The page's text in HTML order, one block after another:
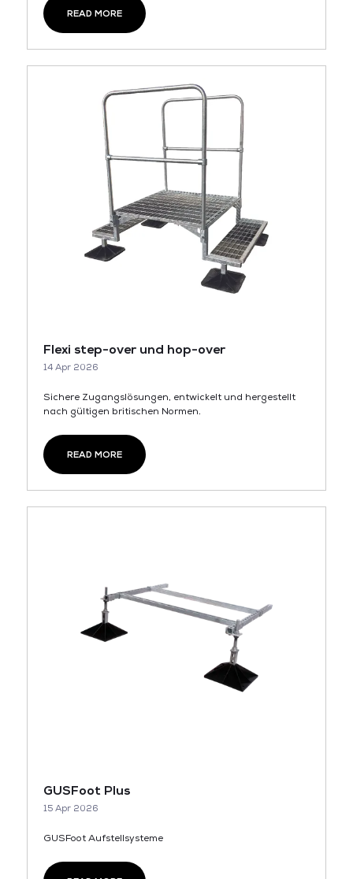
READ MORE
Flexi step-over und hop-over
14 Apr 2026
Sichere Zugangslösungen, entwickelt und hergestellt
nach gültigen britischen Normen.
READ MORE
GUSFoot Plus
15 Apr 2026
GUSFoot Aufstellsysteme